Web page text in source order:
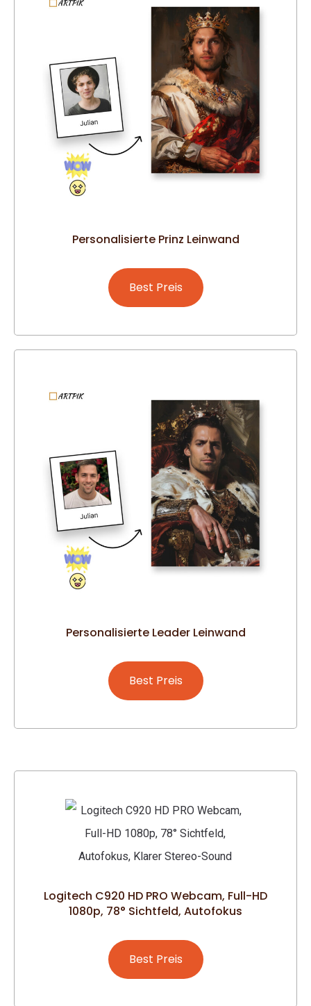
Personalisierte Prinz Leinwand
Best Preis
Personalisierte Leader Leinwand
Best Preis
Logitech C920 HD PRO Webcam, Full-HD
1080p, 78° Sichtfeld, Autofokus
Best Preis